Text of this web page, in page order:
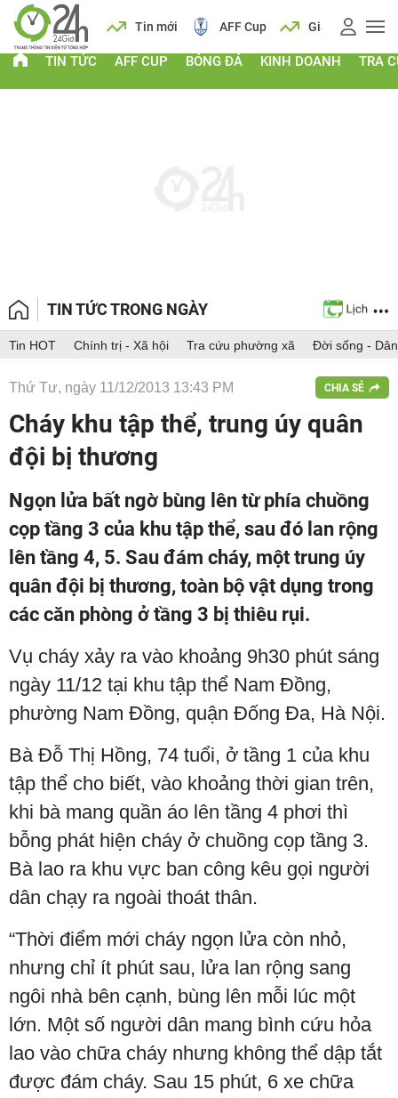
Lịch Tin mới AFF Cup Giá vàng
TIN TỨC AFF CUP BÓNG ĐÁ KINH DOANH TRA
TIN TỨC TRONG NGÀY
Tin HOT Chính trị - Xã hội Tra cứu phường xã Đời sống -
Thứ Tư, ngày 11/12/2013 13:43 PM CHIA SẺ
Cháy khu tập thể, trung úy quân
đội bị thương
Ngọn lửa bất ngờ bùng lên từ phía chuồng
cọp tầng 3 của khu tập thể, sau đó lan rộng
lên tầng 4, 5. Sau đám cháy, một trung úy
quân đội bị thương, toàn bộ vật dụng trong
các căn phòng ở tầng 3 bị thiêu rụi.
Vụ cháy xảy ra vào khoảng 9h30 phút sáng
ngày 11/12 tại khu tập thể Nam Đồng,
phường Nam Đồng, quận Đống Đa, Hà Nội.
Bà Đỗ Thị Hồng, 74 tuổi, ở tầng 1 của khu
tập thể cho biết, vào khoảng thời gian trên,
khi bà mang quần áo lên tầng 4 phơi thì
bỗng phát hiện cháy ở chuồng cọp tầng 3.
Bà lao ra khu vực ban công kêu gọi người
dân chạy ra ngoài thoát thân.
“Thời điểm mới cháy ngọn lửa còn nhỏ,
nhưng chỉ ít phút sau, lửa lan rộng sang
ngôi nhà bên cạnh, bùng lên mỗi lúc một
lớn. Một số người dân mang bình cứu hỏa
lao vào chữa cháy nhưng không thể dập tắt
được đám cháy. Sau 15 phút, 6 xe chữa